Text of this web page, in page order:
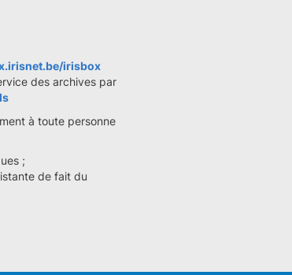
irisbox
des archives par
à toute personne
;
de fait du